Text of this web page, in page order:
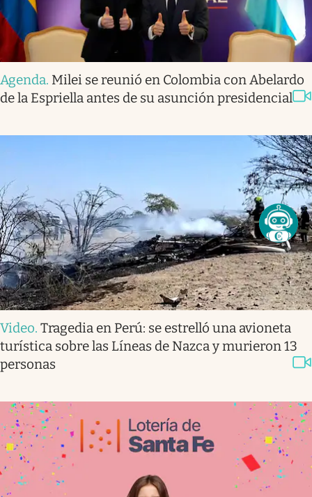
Agenda. Milei se reunió en Colombia con Abelardo
de la Espriella antes de su asunción presidencial
Video. Tragedia en Perú: se estrelló una avioneta
turística sobre las Líneas de Nazca y murieron 13
personas